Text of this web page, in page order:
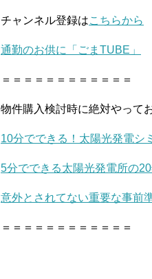
チャンネル登録はこちらから
通勤のお供に「ごまTUBE」
＝＝＝＝＝＝＝＝＝＝＝＝
物件購入検討時に絶対やって
10分でできる！太陽光発電シ
5分でできる太陽光発電所の
意外とされてない重要な事前
＝＝＝＝＝＝＝＝＝＝＝＝